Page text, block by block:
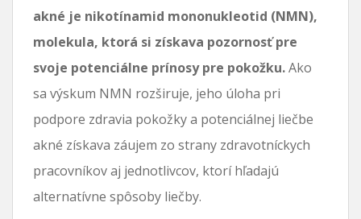
akné je nikotínamid mononukleotid (NMN),
molekula, ktorá si získava pozornosť pre
svoje potenciálne prínosy pre pokožku.Ako
sa výskum NMN rozširuje, jeho úloha pri
podpore zdravia pokožky a potenciálnej liečbe
akné získava záujem zo strany zdravotníckych
pracovníkov aj jednotlivcov, ktorí hľadajú
alternatívne spôsoby liečby.